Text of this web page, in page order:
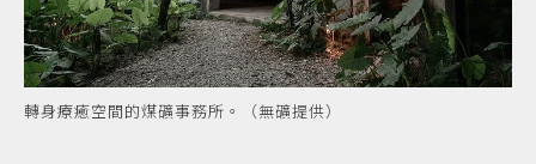
轉身療癒空間的煤礦事務所。（無礦提供）